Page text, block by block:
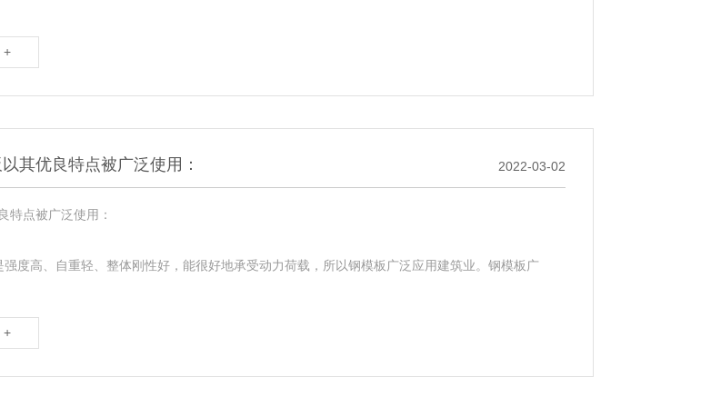
+
其优良特点被广泛使用： 2022-03-02
特点被广泛使用：
强度高、自重轻、整体刚性好，能很好地承受动力荷载，所以钢模板广泛应用建筑业。钢模板广
+